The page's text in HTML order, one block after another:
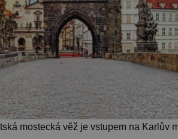
mostecká věž je vstupem na Karlův